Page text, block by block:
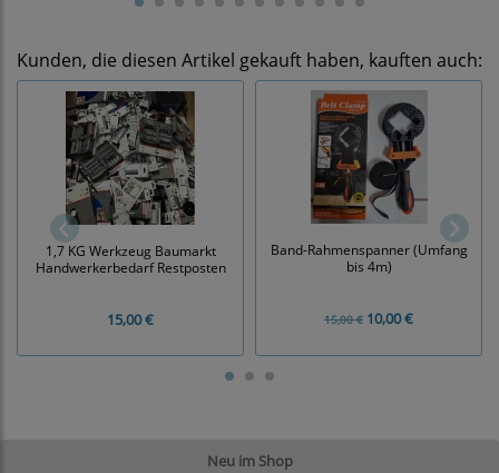
Neu im Shop
Kunden, die diesen Artikel gekauft haben, kauften auch:
1,7 KG Werkzeug Baumarkt
Handwerkerbedarf Restposten
15,00 €
Band-Rahmenspanner (Umfang
bis 4m)
15,00 € 10,00 €